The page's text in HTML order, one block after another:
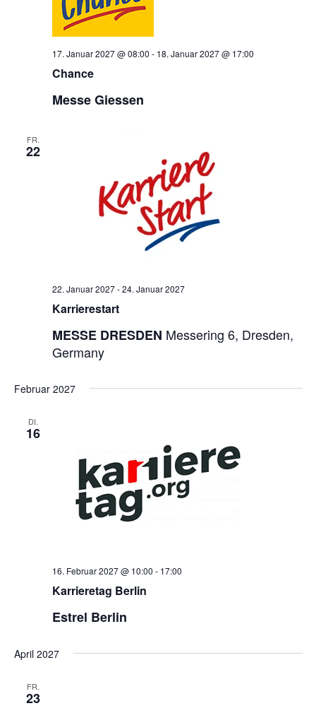
Chance
17. Januar 2027 @ 08:00 - 18. Januar 2027 @ 17:00
Messe Giessen
FR.
22
Karrierestart
22. Januar 2027-24. Januar 2027
MESSE DRESDEN Messering 6, Dresden,
Germany
Februar 2027
DI.
16
Karrieretag Berlin
16. Februar 2027 @ 10:00 - 17:00
Estrel Berlin
April 2027
FR.
23